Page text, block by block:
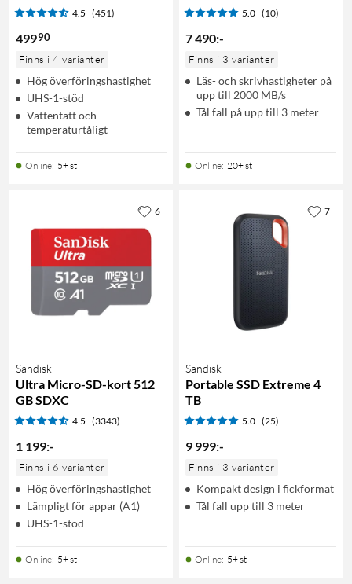
4.5 (451)
49990
Finns i 4 varianter
Hög överföringshastighet
UHS-1-stöd
Vattentätt och
temperaturtåligt
Online: 5+ st
5.0 (10)
7 490:-
Finns i 3 varianter
Läs- och skrivhastigheter på
upp till 2000 MB/s
Tål fall på upp till 3 meter
Online: 20+ st
Sandisk
Ultra Micro-SD-kort 512
GB SDXC
4.5 (3343)
1 199:-
Finns i 6 varianter
Hög överföringshastighet
Lämpligt för appar (A1)
UHS-1-stöd
Online: 5+ st
6
Sandisk
Portable SSD Extreme 4
TB
5.0 (25)
9 999:-
Finns i 3 varianter
Kompakt design i fickformat
Tål fall upp till 3 meter
Online: 5+ st
7